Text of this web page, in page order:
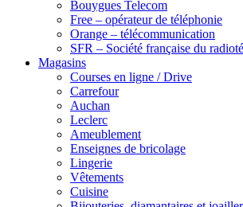
Bouygues Telecom
Free – opérateur de téléphonie
Orange – télécommunication
SFR – Société française du
Magasins
Courses en ligne / Drive
Carrefour
Auchan
Leclerc
Ameublement
Enseignes de bricolage
Lingerie
Vêtements
Cuisine